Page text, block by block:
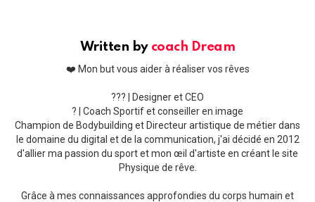
Written by coach Dream
❤️ Mon but vous aider à réaliser vos rêves
??‍? | Designer et CEO
? | Coach Sportif et conseiller en image
Champion de Bodybuilding et Directeur artistique de métier dans
le domaine du digital et de la communication, j'ai décidé en 2012
d'allier ma passion du sport et mon œil d'artiste en créant le site
Physique de rêve.
Grâce à mes connaissances approfondies du corps humain et